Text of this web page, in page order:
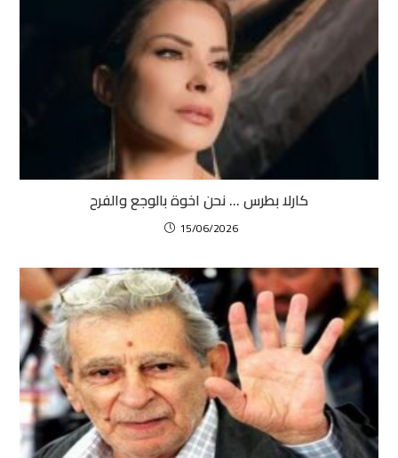
كارلا بطرس … نحن اخوة بالوجع والفرح
15/06/2026